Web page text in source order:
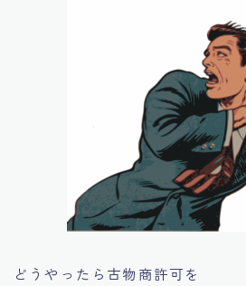
どうやったら古物商許可を